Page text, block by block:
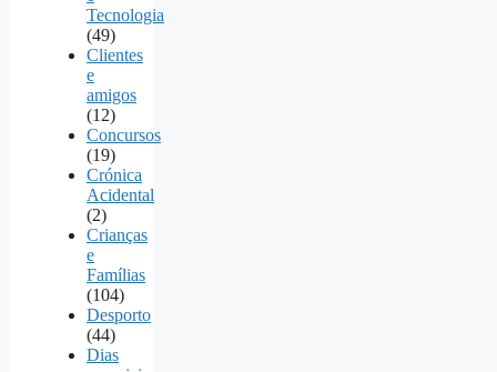
Tecnologia
(49)
Clientes
e
amigos
(12)
Concursos
(19)
Crónica
Acidental
(2)
Crianças
e
Famílias
(104)
Desporto
(44)
Dias